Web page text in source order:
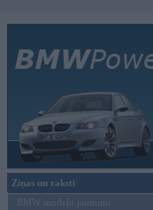
Ziņas un raksti
BMW modeļu jaunumi